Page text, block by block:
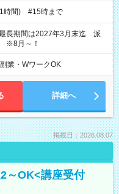
時間) #15時まで
長期間は2027年3月末迄 派
※8月～！
副業・WワークOK
詳細へ
掲載日：2026.08.07
～OK<講座受付